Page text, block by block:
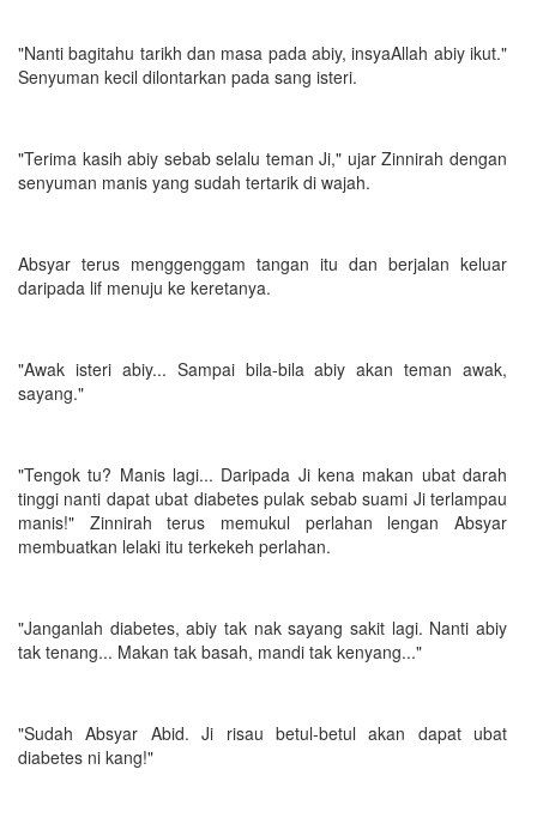
"Nanti bagitahu tarikh dan masa pada abiy, insyaAllah abiy ikut."
Senyuman kecil dilontarkan pada sang isteri.
"Terima kasih abiy sebab selalu teman Ji," ujar Zinnirah dengan
senyuman manis yang sudah tertarik di wajah.
Absyar terus menggenggam tangan itu dan berjalan keluar
daripada lif menuju ke keretanya.
"Awak isteri abiy... Sampai bila-bila abiy akan teman awak,
sayang."
"Tengok tu? Manis lagi... Daripada Ji kena makan ubat darah
tinggi nanti dapat ubat diabetes pulak sebab suami Ji terlampau
manis!" Zinnirah terus memukul perlahan lengan Absyar
membuatkan lelaki itu terkekeh perlahan.
"Janganlah diabetes, abiy tak nak sayang sakit lagi. Nanti abiy
tak tenang... Makan tak basah, mandi tak kenyang..."
"Sudah Absyar Abid. Ji risau betul-betul akan dapat ubat
diabetes ni kang!"